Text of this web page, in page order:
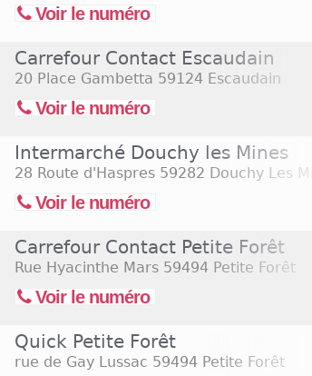
Voir le numéro
Carrefour Contact Escaudain
20 Place Gambetta 59124 Escaudain
Voir le numéro
Intermarché Douchy les Mines
28 Route d'Haspres 59282 Douchy Les
Voir le numéro
Carrefour Contact Petite Forêt
Rue Hyacinthe Mars 59494 Petite Forêt
Voir le numéro
Quick Petite Forêt
rue de Gay Lussac 59494 Petite Forêt